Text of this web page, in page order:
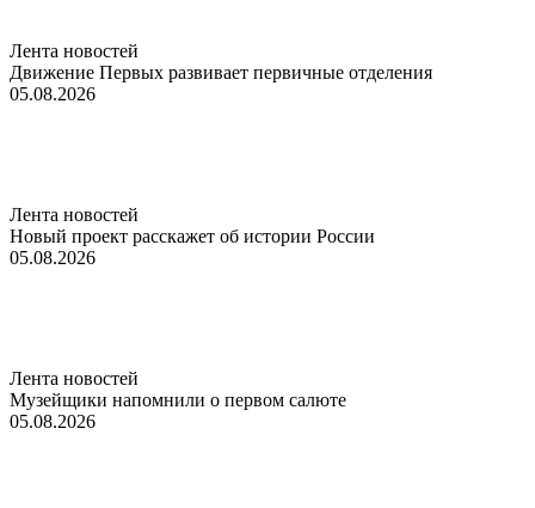
Лента новостей
Движение Первых развивает первичные отделения
05.08.2026
Лента новостей
Новый проект расскажет об истории России
05.08.2026
Лента новостей
Музейщики напомнили о первом салюте
05.08.2026